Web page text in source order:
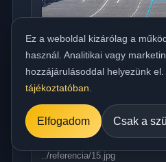
Országos meleg
beállóra, parkolóra és
../referencia/15.jpg
Ez a weboldal kizárólag a
használ. Analitikai vagy
hozzájárulásoddal helyezünk
tájékoztatóban
Elfogadom Csak a